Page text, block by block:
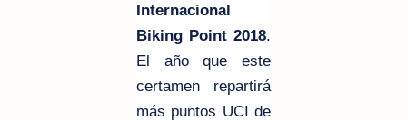
Internacional
Biking Point 2018.
El año que este
certamen repartirá
más puntos UCI de